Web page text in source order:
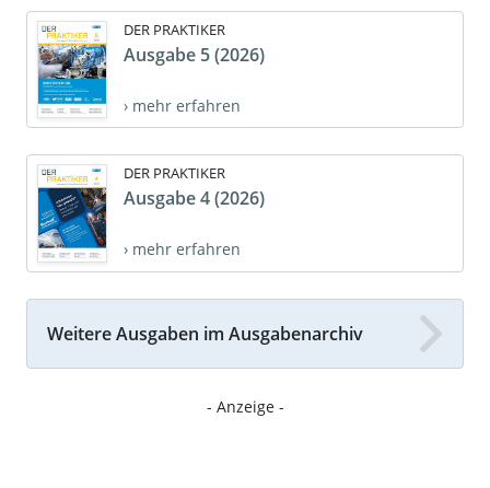
DER PRAKTIKER
Ausgabe 5 (2026)
› mehr erfahren
DER PRAKTIKER
Ausgabe 4 (2026)
› mehr erfahren
Weitere Ausgaben im Ausgabenarchiv
- Anzeige -